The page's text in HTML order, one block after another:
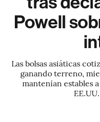
Powell
Las bolsas asiáticas
ganando terreno,
mantenían estables